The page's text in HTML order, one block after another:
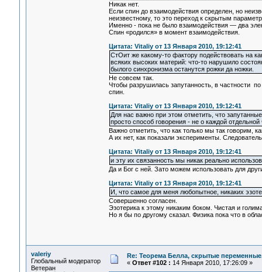
Никак нет.
Если спин до взаимодействия определен, но
неизвестному, то это переход к скрытым
Именно - пока не было взаимодействия — два
Спин «родился» в момент взаимодействия.
Цитата: Vitaliy от 13 Января 2010, 19:12:41
СтОит же какому-то фактору подействовать на
всяких высоких материй: что-то нарушило
былого синхронизма останутся рожки да ножки.
Не совсем так.
Чтобы разрушилась запутанность, в частности
спин.
Цитата: Vitaliy от 13 Января 2010, 19:12:41
Для нас важно при этом отметить, что
просто способ говорения - не о каждой отдельной
Важно отметить, что как только мы так говорим,
А их нет, как показали эксперименты.
Цитата: Vitaliy от 13 Января 2010, 19:12:41
и эту их связанность мы никак реально
Да и Бог с ней. Зато можем использовать для
Цитата: Vitaliy от 13 Января 2010, 19:12:41
И, что самое для меня любопытное, никаких
Совершенно согласен.
Эзотерика к этому никаким боком. Чистая и
Но я бы по другому сказал. Физика пока что в
valeriy
Глобальный модератор
Ветеран
Re: Теорема Белла, скрытые
« Ответ #102 : 14 Января 2010, 17:26:09 »